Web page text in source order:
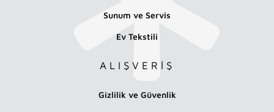
Sunum ve Servis
Ev Tekstili
ALIŞVERİŞ
Gizlilik ve Güvenlik